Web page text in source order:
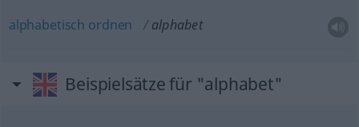
alphabetisch ordnen alphabet
Beispielsätze für "alphabet"